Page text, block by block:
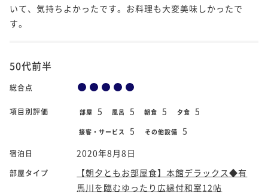
いて、気持ちよかったです。お料理も大変美味しかったで
す。
50代前半
総合点
項目別評価 部屋 5 風呂 5 朝食 5 夕食 5
接客・サービス 5 その他設備 5
宿泊日 2020年8月8日
部屋タイプ
【朝夕ともお部屋食】本館デラックス◆有
馬川を臨むゆったり広縁付和室12帖